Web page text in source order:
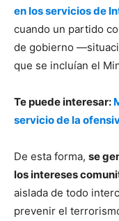
en los servicios de
cuando un partido
de gobierno
que se incluían el
Te puede interesar:
servicio de la
De esta forma, se
los intereses
aislada de todo
prevenir el